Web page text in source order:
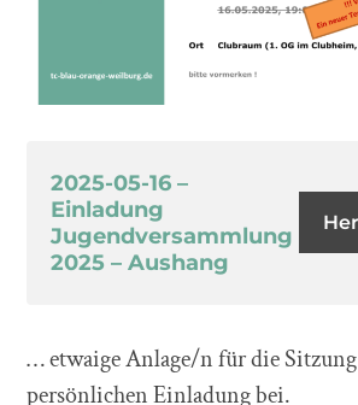
2025-05-16 –
Einladung
Jugendversammlung
2025 – Aushang
… etwaige Anlage/n für die
persönlichen Einladung bei.